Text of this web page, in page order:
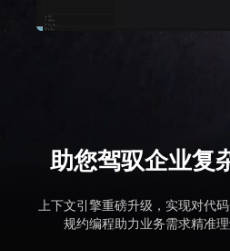
助您驾驭企业复
上下文引擎重磅升级，实现对代
规约编程助力业务需求精准理